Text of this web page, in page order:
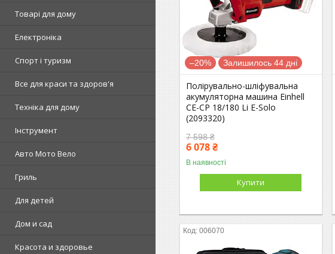
Товарі для дому
Електроніка
Спорт і туризм
Все для краси та здоров'я
Техніка для дому
Інструмент
Авто Мото Вело
Гриль
Для детей
Дом и сад
Красота и здоровье
–20% Залишилось 44 дні
Полірувально-шліфувальна
акумуляторна машина Einhell
CE-CP 18/180 Li E-Solo
(2093320)
7 598 ₴
6 078 ₴
В наявності
Купити
006070